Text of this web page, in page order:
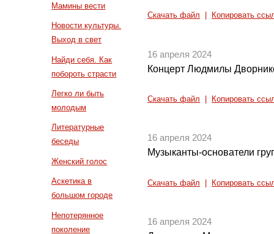
Мамины вести
Новости культуры.
Выход в свет
Найди себя. Как
побороть страсти
Легко ли быть
молодым
Литературные
беседы
Женский голос
Аскетика в
большом городе
Непотерянное
поколение
Скачать файл Копировать
16 апреля 2024
Концерт Людмилы
Скачать файл Копировать
16 апреля 2024
Музыканты-основатели
Скачать файл Копировать
16 апреля 2024